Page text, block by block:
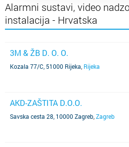
Alarmni sustavi, video
instalacija - Hrvatska
3M & ŽB D. O. O.
Kozala 77/C, 51000 Rijeka Rijeka
AKD-ZAŠTITA D.O.O.
Savska cesta 28, 10000 Zagreb Zagreb